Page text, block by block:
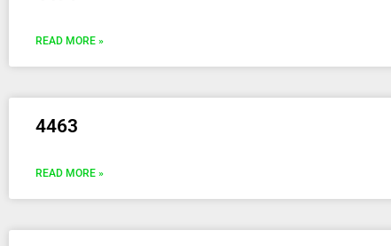
READ MORE »
4463
READ MORE »